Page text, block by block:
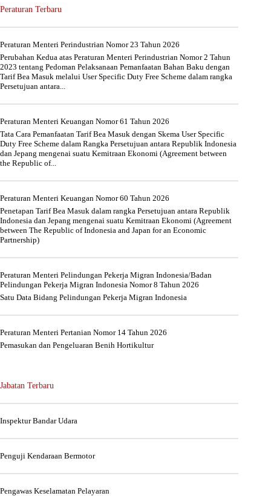
Peraturan Terbaru
Peraturan Menteri Perindustrian Nomor 23 Tahun 2026
Perubahan Kedua atas Peraturan Menteri Perindustrian Nomor 2 Tahun
2023 tentang Pedoman Pelaksanaan Pemanfaatan Bahan Baku dengan
Tarif Bea Masuk melalui User Specific Duty Free Scheme dalam rangka
Persetujuan antara...
Peraturan Menteri Keuangan Nomor 61 Tahun 2026
Tata Cara Pemanfaatan Tarif Bea Masuk dengan Skema User Specific
Duty Free Scheme dalam Rangka Persetujuan antara Republik Indonesia
dan Jepang mengenai suatu Kemitraan Ekonomi (Agreement between
the Republic of...
Peraturan Menteri Keuangan Nomor 60 Tahun 2026
Penetapan Tarif Bea Masuk dalam rangka Persetujuan antara Republik
Indonesia dan Jepang mengenai suatu Kemitraan Ekonomi (Agreement
between The Republic of Indonesia and Japan for an Economic
Partnership)
Peraturan Menteri Pelindungan Pekerja Migran Indonesia/Badan
Pelindungan Pekerja Migran Indonesia Nomor 8 Tahun 2026
Satu Data Bidang Pelindungan Pekerja Migran Indonesia
Peraturan Menteri Pertanian Nomor 14 Tahun 2026
Pemasukan dan Pengeluaran Benih Hortikultur
Jabatan Terbaru
Inspektur Bandar Udara
Penguji Kendaraan Bermotor
Pengawas Keselamatan Pelayaran